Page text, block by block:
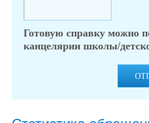
Готовую справку можно
канцелярии школы/